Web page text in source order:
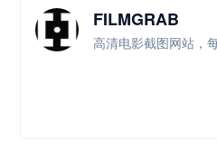
FILMGRAB
高清电影截图网站，